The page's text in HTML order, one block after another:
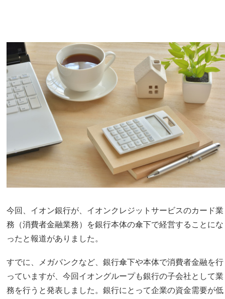
今回、イオン銀行が、イオンクレジットサービスのカード業
務（消費者金融業務）を銀行本体の傘下で経営することにな
ったと報道がありました。
すでに、メガバンクなど、銀行傘下や本体で消費者金融を行
っていますが、今回イオングループも銀行の子会社として業
務を行うと発表しました。銀行にとって企業の資金需要が低